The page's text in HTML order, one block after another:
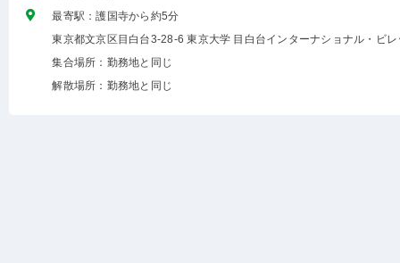
最寄駅：護国寺から約5分
東京都文京区目白台3-28-6 東京大学 目白台インターナショナル・ビレ
集合場所：勤務地と同じ
解散場所：勤務地と同じ